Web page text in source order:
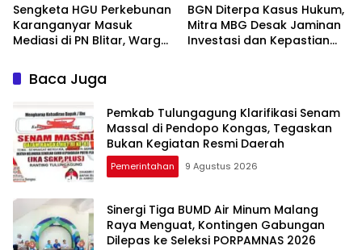
Sengketa HGU Perkebunan
Karanganyar Masuk
Mediasi di PN Blitar, Warga
Lahan
BGN Diterpa Kasus Hukum,
Mitra MBG Desak Jaminan
Investasi dan Kepastian
Baca Juga
Pemkab Tulungagung Klarifikasi Senam
Massal di Pendopo Kongas, Tegaskan
Bukan Kegiatan Resmi Daerah
Pemerintahan 9 Agustus 2026
Sinergi Tiga BUMD Air Minum Malang
Raya Menguat, Kontingen Gabungan
Dilepas ke Seleksi PORPAMNAS 2026